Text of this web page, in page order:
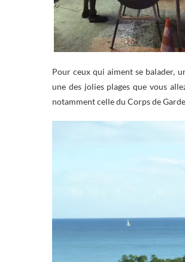
Pour ceux qui aiment se balader,
une des jolies plages que vous
notamment celle du Corps de